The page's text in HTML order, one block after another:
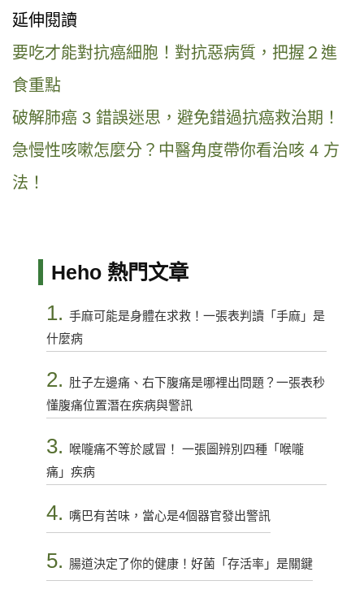
延伸閱讀
要吃才能對抗癌細胞！對抗惡病質，把握２進
食重點
破解肺癌 3 錯誤迷思，避免錯過抗癌救治期！
急慢性咳嗽怎麼分？中醫角度帶你看治咳 4 方
法！
Heho 熱門文章
1. 手麻可能是身體在求救！一張表判讀「手麻」是
什麼病
2. 肚子左邊痛、右下腹痛是哪裡出問題？一張表秒
懂腹痛位置潛在疾病與警訊
3.
喉嚨痛不等於感冒！ 一張圖辨別四種「喉嚨
痛」疾病
4. 嘴巴有苦味，當心是4個器官發出警訊
5. 腸道決定了你的健康！好菌「存活率」是關鍵